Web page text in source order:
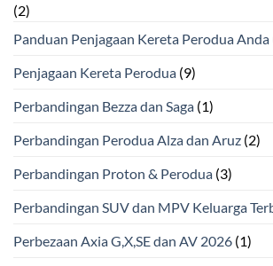
(2)
Panduan Penjagaan Kereta Perodua Anda
Penjagaan Kereta Perodua (9)
Perbandingan Bezza dan Saga (1)
Perbandingan Perodua Alza dan Aruz (2)
Perbandingan Proton & Perodua (3)
Perbandingan SUV dan MPV Keluarga
Perbezaan Axia G,X,SE dan AV 2026 (1)